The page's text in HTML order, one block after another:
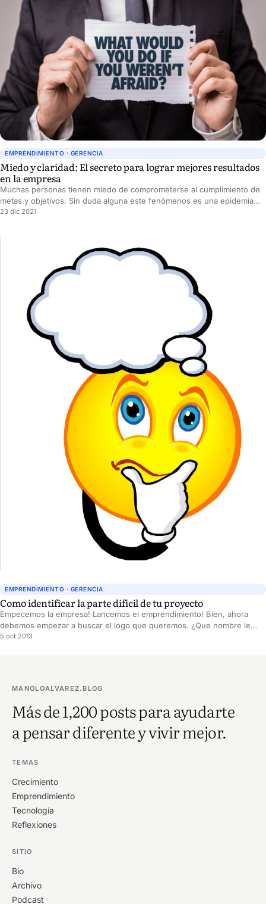
prácticamente imposible sin tener la retroalimentación adecuada en un
panel de control visible.
EMPRENDIMIENTO · GERENCIA
Miedo y claridad: El secreto para lograr mejores resultados
en la empresa
Muchas personas tienen miedo de comprometerse al cumplimiento de
metas y objetivos. Sin duda alguna este fenómenos es una epidemia
muy esparcida en el mundo empresarial. El resultado: metas muy
23 dic 2021
EMPRENDIMIENTO · GERENCIA
Como identificar la parte difícil de tu proyecto
Empecemos la empresa! Lancemos el emprendimiento! Bien, ahora
debemos empezar a buscar el logo que queremos. ¿Que nombre le
vamos a poner a la empresa? etc....
5 oct 2013
MANOLOALVAREZ.BLOG
Más de 1,200 posts para ayudarte
a pensar diferente y vivir mejor.
TEMAS
Crecimiento
Emprendimiento
Tecnología
Reflexiones
SITIO
Bio
Archivo
Podcast